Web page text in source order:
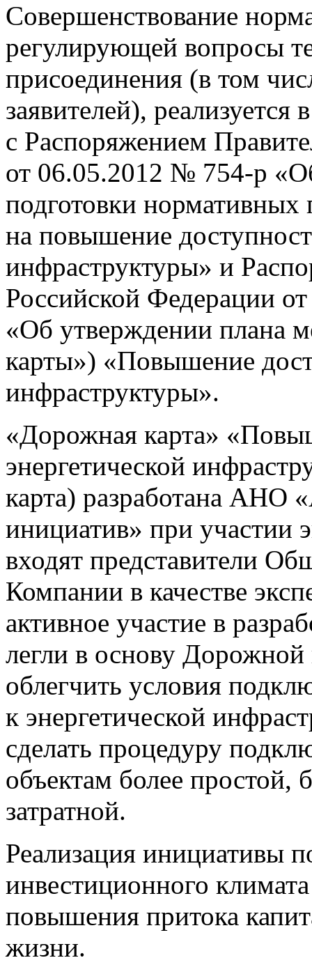
Совершенствование
регулирующей вопросы
присоединения (в том
заявителей), реализуется
с Распоряжением
от 06.05.2012 № 754-р
подготовки нормативных
на повышение
инфраструктуры» и
Российской Федерации
«Об утверждении плана
карты») «Повышение
инфраструктуры».
«Дорожная карта»
энергетической
карта) разработана АНО
инициатив» при участии
входят представители
Компании в качестве
активное участие в
легли в основу
облегчить условия
к энергетической
сделать процедуру
объектам более простой,
затратной.
Реализация инициативы
инвестиционного
повышения притока
жизни.